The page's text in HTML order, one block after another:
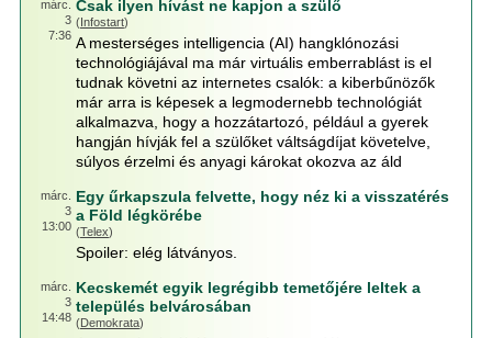
márc.
3
7:36
Csak ilyen hívást ne kapjon a szülő
(Infostart)
A mesterséges intelligencia (AI) hangklónozási
technológiájával ma már virtuális emberrablást is el
tudnak követni az internetes csalók: a kiberbűnözők
már arra is képesek a legmodernebb technológiát
alkalmazva, hogy a hozzátartozó, például a gyerek
hangján hívják fel a szülőket váltságdíjat követelve,
súlyos érzelmi és anyagi károkat okozva az áld
márc.
3
13:00
Egy űrkapszula felvette, hogy néz ki a visszatérés
a Föld légkörébe
(Telex)
Spoiler: elég látványos.
márc.
3
14:48
Kecskemét egyik legrégibb temetőjére leltek a
település belvárosában
(Demokrata)